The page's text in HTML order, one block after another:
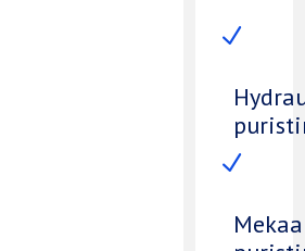
N
N